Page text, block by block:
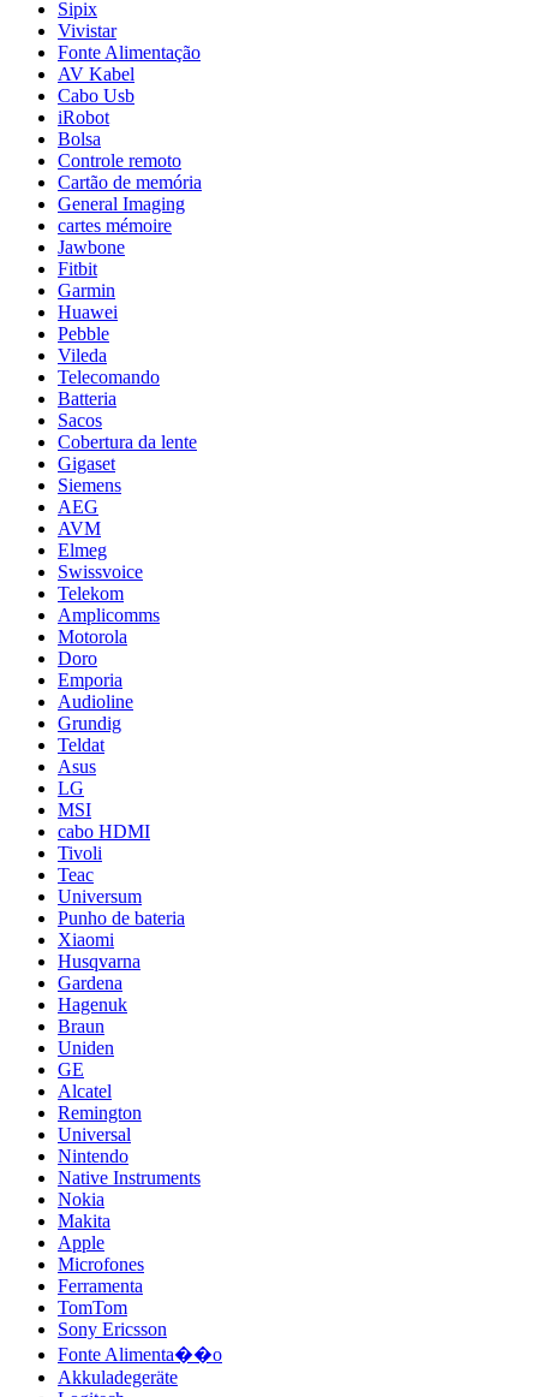
Sipix
Vivistar
Fonte Alimentação
AV Kabel
Cabo Usb
iRobot
Bolsa
Controle remoto
Cartão de memória
General Imaging
cartes mémoire
Jawbone
Fitbit
Garmin
Huawei
Pebble
Vileda
Telecomando
Batteria
Sacos
Cobertura da lente
Gigaset
Siemens
AEG
AVM
Elmeg
Swissvoice
Telekom
Amplicomms
Motorola
Doro
Emporia
Audioline
Grundig
Teldat
Asus
LG
MSI
cabo HDMI
Tivoli
Teac
Universum
Punho de bateria
Xiaomi
Husqvarna
Gardena
Hagenuk
Braun
Uniden
GE
Alcatel
Remington
Universal
Nintendo
Native Instruments
Nokia
Makita
Apple
Microfones
Ferramenta
TomTom
Sony Ericsson
Fonte Alimenta��o
Akkuladegeräte